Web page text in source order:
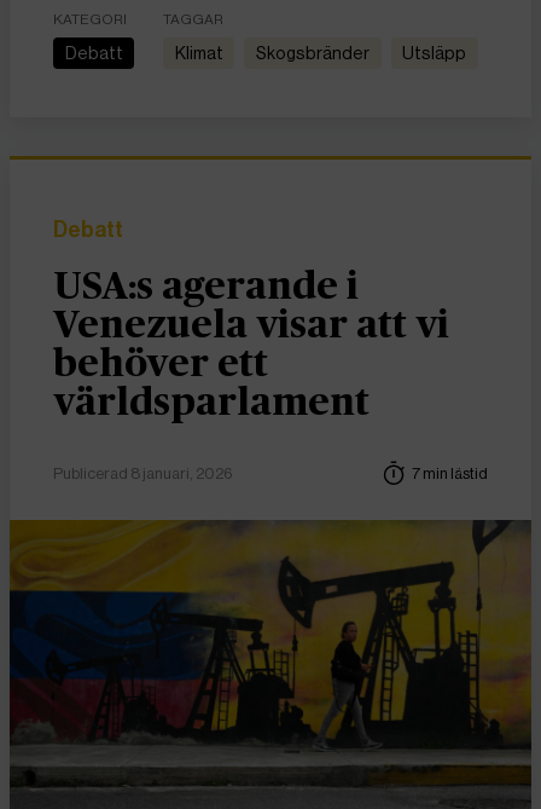
KATEGORI
Debatt
TAGGAR
Klimat skogsbränder utsläpp
Debatt
USA:s agerande i
Venezuela visar att vi
behöver ett
världsparlament
Publicerad 8 januari, 2026 7 min lästid